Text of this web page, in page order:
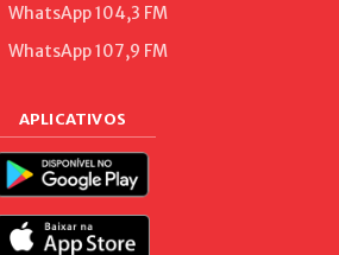
WhatsApp 104,3 FM
WhatsApp 107,9 FM
APLICATIVOS